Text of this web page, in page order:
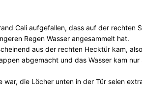
Cali aufgefallen, dass auf der rechten
Regen Wasser angesammelt hat.
aus der rechten Hecktür kam, also
abgemacht und das Wasser kam nur
war, die Löcher unten in der Tür seien